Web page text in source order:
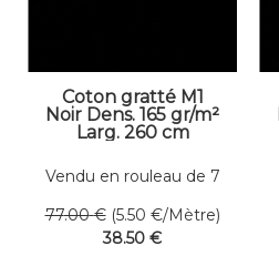
Coton gratté M1
Noir Dens. 165 gr/m²
Larg. 260 cm
Vendu en rouleau de 7
77.00 € (5.50 €/Mètre)
38.50 €